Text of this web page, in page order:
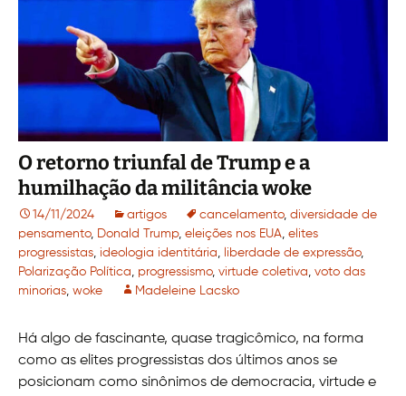
O retorno triunfal de Trump e a
humilhação da militância woke
14/11/2024 artigos cancelamento, diversidade de
pensamento, Donald Trump, eleições nos EUA, elites
progressistas, ideologia identitária, liberdade de expressão,
Polarização Política, progressismo, virtude coletiva, voto das
minorias, woke Madeleine Lacsko
Há algo de fascinante, quase tragicômico, na forma
como as elites progressistas dos últimos anos se
posicionam como sinônimos de democracia, virtude e